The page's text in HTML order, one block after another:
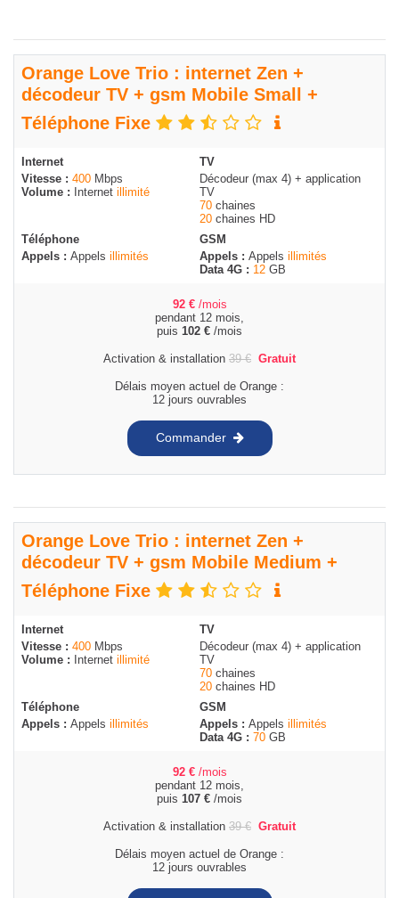
Orange Love Trio : internet Zen +
décodeur TV + gsm Mobile Small +
Téléphone Fixe
Internet
Vitesse : 400 Mbps
Volume : Internet illimité
TV
Décodeur (max 4) + application
TV
70 chaines
20 chaines HD
Téléphone
Appels : Appels illimités
GSM
Appels : Appels illimités
Data 4G : 12 GB
92 € /mois
pendant 12 mois,
puis 102 € /mois
Activation & installation 39€ Gratuit
Délais moyen actuel de Orange :
12 jours ouvrables
Commander
Orange Love Trio : internet Zen +
décodeur TV + gsm Mobile Medium +
Téléphone Fixe
Internet
Vitesse : 400 Mbps
Volume : Internet illimité
TV
Décodeur (max 4) + application
TV
70 chaines
20 chaines HD
Téléphone
Appels : Appels illimités
GSM
Appels : Appels illimités
Data 4G : 70 GB
92 € /mois
pendant 12 mois,
puis 107 € /mois
Activation & installation 39€ Gratuit
Délais moyen actuel de Orange :
12 jours ouvrables